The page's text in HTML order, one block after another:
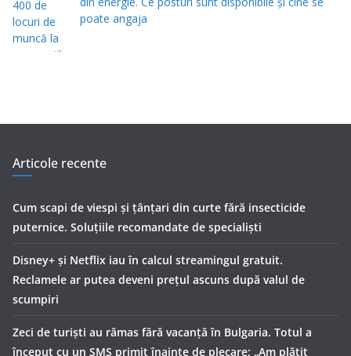
poate angaja
Articole recente
Cum scapi de viespi și țânțari din curte fără insecticide
puternice. Soluțiile recomandate de specialiști
Disney+ și Netflix iau în calcul streamingul gratuit.
Reclamele ar putea deveni prețul ascuns după valul de
scumpiri
Zeci de turiști au rămas fără vacanță în Bulgaria. Totul a
început cu un SMS primit înainte de plecare: „Am plătit